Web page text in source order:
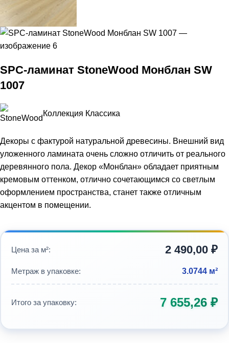
SPC-ламинат StoneWood Монблан SW
1007
Коллекция Классика
Декоры с фактурой натуральной древесины. Внешний вид
уложенного ламината очень сложно отличить от реального
деревянного пола. Декор «Монблан» обладает приятным
кремовым оттенком, отлично сочетающимся со светлым
оформлением пространства, станет также отличным
акцентом в помещении.
Цена за м²: 2 490,00 ₽
Метраж в упаковке: 3.0744 м²
Итого за упаковку: 7 655,26 ₽